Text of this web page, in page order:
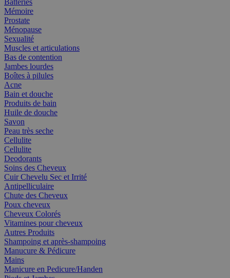
Batteries
Mémoire
Prostate
Ménopause
Sexualité
Muscles et articulations
Bas de contention
Jambes lourdes
Boîtes à pilules
Acne
Bain et douche
Produits de bain
Huile de douche
Savon
Peau très seche
Cellulite
Cellulite
Deodorants
Soins des Cheveux
Cuir Chevelu Sec et Irrité
Antipelliculaire
Chute des Cheveux
Poux cheveux
Cheveux Colorés
Vitamines pour cheveux
Autres Produits
Shampoing et après-shampoing
Manucure & Pédicure
Mains
Manicure en Pedicure/Handen